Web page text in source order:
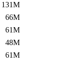
131M
66M
61M
48M
61M